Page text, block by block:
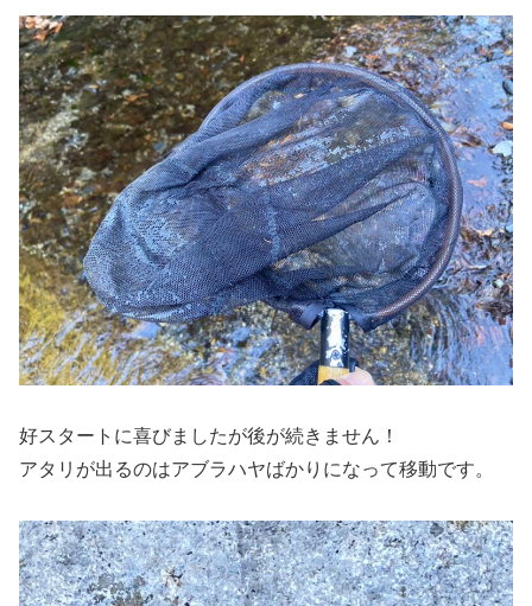
好スタートに喜びましたが後が続きません！
アタリが出るのはアブラハヤばかりになって移動です。